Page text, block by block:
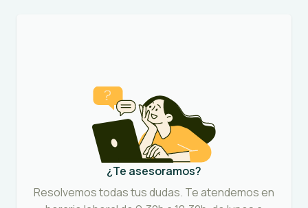
¿Te asesoramos?
Resolvemos todas tus dudas. Te atendemos en